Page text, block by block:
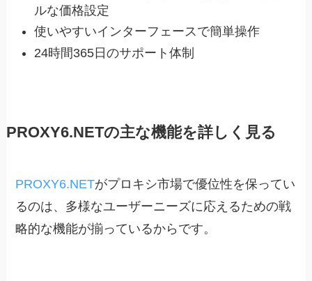
ルな価格設定
使いやすいインターフェースで簡単操作
24時間365日のサポート体制
PROXY6.NETの主な機能を詳しく見る
PROXY6.NETがプロキシ市場で優位性を保ってい
るのは、多様なユーザーニーズに応えるための戦
略的な機能が揃っているからです。